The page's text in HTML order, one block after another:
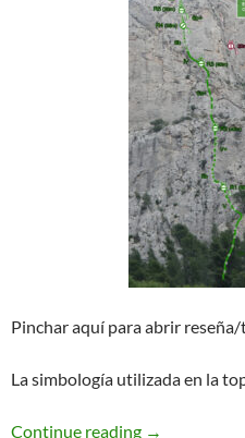
Pinchar aquí para abrir
La simbología utilizada en la
Continue reading Chica
→